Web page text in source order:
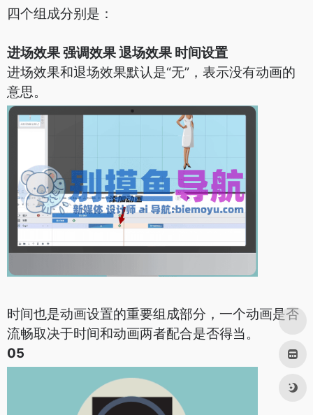
四个组成分别是：
进场效果 强调效果 退场效果 时间设置
进场效果和退场效果默认是“无”，表示没有动画的
意思。
时间也是动画设置的重要组成部分，一个动画是否
流畅取决于时间和动画两者配合是否得当。
05